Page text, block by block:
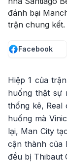
đánh bại
trận chung kết.
Facebook
Hiệp 1 của
huống thật sự
thống kê,
huống mà
lại, Man City
cận thành của
đều bị Thibaut